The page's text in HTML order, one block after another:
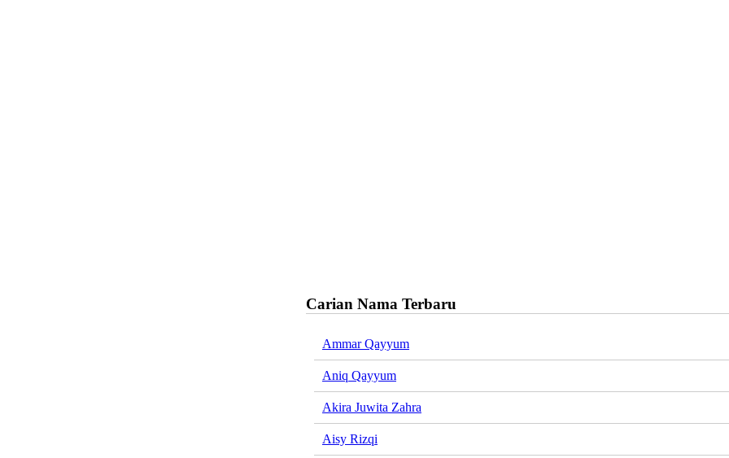
Carian Nama Terbaru
Ammar Qayyum
Aniq Qayyum
Akira Juwita Zahra
Aisy Rizqi